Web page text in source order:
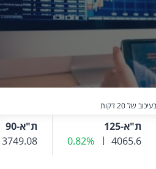
של 20 דקות
ת"א-125
שער נוכחי
4065.6 שינוי שער אחרון
0.82%
ת"א-90
שער נוכחי
3749.08